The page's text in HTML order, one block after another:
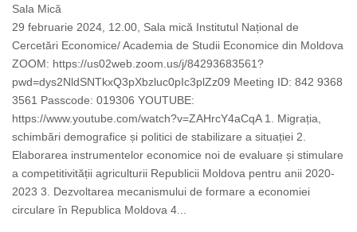
Sala Mică
29 februarie 2024, 12.00, Sala mică Institutul Național de
Cercetări Economice/ Academia de Studii Economice din Moldova
ZOOM: https://us02web.zoom.us/j/84293683561?
pwd=dys2NldSNTkxQ3pXbzluc0pIc3plZz09 Meeting ID: 842 9368
3561 Passcode: 019306 YOUTUBE:
https://www.youtube.com/watch?v=ZAHrcY4aCqA 1. Migrația,
schimbări demografice și politici de stabilizare a situației 2.
Elaborarea instrumentelor economice noi de evaluare și stimulare
a competitivității agriculturii Republicii Moldova pentru anii 2020-
2023 3. Dezvoltarea mecanismului de formare a economiei
circulare în Republica Moldova 4...